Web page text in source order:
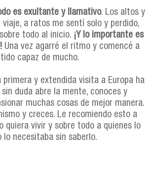
es exultante y llamativo. Los altos y
viaje, a ratos me sentí solo y perdido,
todo al inicio. ¡Y lo importante es
Una vez agarré el ritmo y comencé a
capaz de mucho.
primera y extendida visita a Europa ha
duda abre la mente, conoces y
muchas cosas de mejor manera.
y creces. Le recomiendo esto a
quiera vivir y sobre todo a quienes lo
lo necesitaba sin saberlo.